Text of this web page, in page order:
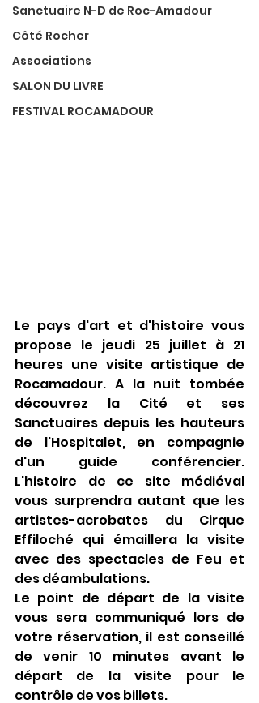
Sanctuaire N-D de Roc-Amadour
Côté Rocher
Associations
SALON DU LIVRE
FESTIVAL ROCAMADOUR
Le pays d'art et d'histoire vous
propose le jeudi 25 juillet à 21
heures une visite artistique de
Rocamadour. A la nuit tombée
découvrez la Cité et ses
Sanctuaires depuis les hauteurs
de l'Hospitalet, en compagnie
d'un guide conférencier.
L'histoire de ce site médiéval
vous surprendra autant que les
artistes-acrobates du Cirque
Effiloché qui émaillera la visite
avec des spectacles de Feu et
des déambulations.
Le point de départ de la visite
vous sera communiqué lors de
votre réservation, il est conseillé
de venir 10 minutes avant le
départ de la visite pour le
contrôle de vos billets.